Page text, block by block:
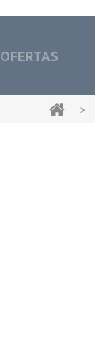
OFERTAS
>